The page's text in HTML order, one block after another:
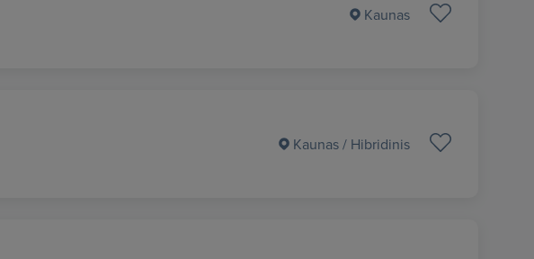
Kaunas
Kaunas/ Hibridinis